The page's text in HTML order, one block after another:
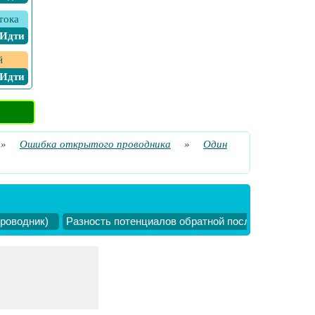
​ Идти
​ Идти
» Ошибка открытого проводника »
Один
Разность потенциалов обратной